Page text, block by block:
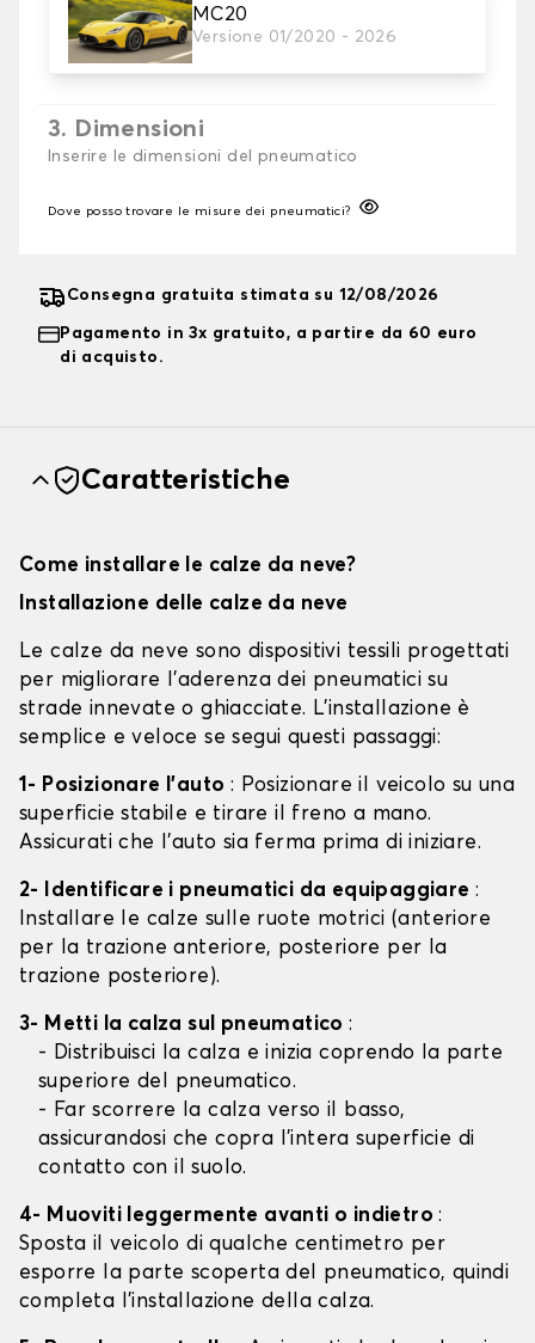
MC20
Versione 01/2020 - 2026
2. Finitura a calza
Scegli le calze da neve adatte alle tue necessità
3. Dimensioni
Inserire le dimensioni del pneumatico
Dove posso trovare le misure dei pneumatici?
Consegna gratuita stimata su 12/08/2026
Pagamento in 3x gratuito, a partire da 60 euro
di acquisto.
Caratteristiche
Come installare le calze da neve?
Installazione delle calze da neve
Le calze da neve sono dispositivi tessili progettati
per migliorare l'aderenza dei pneumatici su
strade innevate o ghiacciate. L'installazione è
semplice e veloce se segui questi passaggi:
1- Posizionare l'auto : Posizionare il veicolo su una
superficie stabile e tirare il freno a mano.
Assicurati che l'auto sia ferma prima di iniziare.
2- Identificare i pneumatici da equipaggiare :
Installare le calze sulle ruote motrici (anteriore
per la trazione anteriore, posteriore per la
trazione posteriore).
3- Metti la calza sul pneumatico:
- Distribuisci la calza e inizia coprendo la parte
superiore del pneumatico.
- Far scorrere la calza verso il basso,
assicurandosi che copra l'intera superficie di
contatto con il suolo.
4- Muoviti leggermente avanti o indietro:
Sposta il veicolo di qualche centimetro per
esporre la parte scoperta del pneumatico, quindi
completa l'installazione della calza.